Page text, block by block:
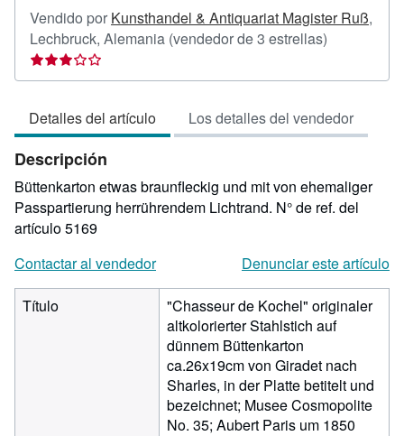
Vendido por Kunsthandel & Antiquariat Magister Ruß,
Lechbruck, Alemania (vendedor de 3 estrellas)
vendedor:
de
5
Detalles del artículo Los detalles del vendedor
Descripción
Büttenkarton etwas braunfleckig und mit von ehemaliger
Passpartierung herrührendem Lichtrand. N° de ref. del
artículo 5169
Contactar al vendedor
Denunciar este artículo
Título
"Chasseur de Kochel" originaler
altkolorierter Stahlstich auf
dünnem Büttenkarton
ca.26x19cm von Giradet nach
Sharles, in der Platte betitelt und
bezeichnet; Musee Cosmopolite
No. 35; Aubert Paris um 1850